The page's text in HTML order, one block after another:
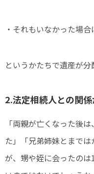
・それもいなかった場
というかたちで遺産が分
2.法定相続人との関
「両親が亡くなった後
た」「兄弟姉妹とまで
が、甥や姪に会ったの